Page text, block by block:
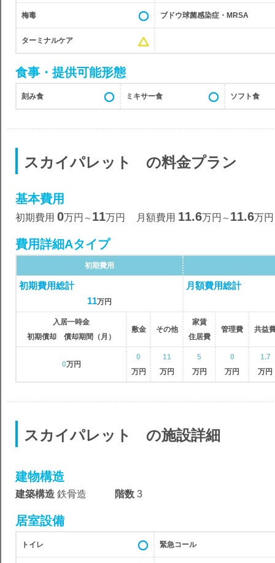
梅毒 ブドウ球菌感染症・MRSA
ターミナルケア
食事・提供可能形態
刻み食 ミキサー食 ソフト食
スカイパレット の料金プラン
基本費用
初期費用 0万円 ～ 11万円 月額費用 11.6万円 ～ 11.6万円
費用詳細Aタイプ
初期費用
初期費用総計
11万円
月額費用総計
入居一時金
初期償却 償却期間（月）
敷金 その他
家賃
住居費
管理費 共益
0万円
0
万円
11
万円
5
万円
0
万円
1.7
万円
スカイパレット の施設詳細
建物構造
建築構造 鉄骨造 階数 3
居室設備
トイレ 緊急コール